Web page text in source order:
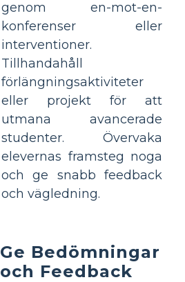
genom en-mot-en-
konferenser eller
interventioner.
Tillhandahåll
förlängningsaktiviteter
eller projekt för att
utmana avancerade
studenter. Övervaka
elevernas framsteg noga
och ge snabb feedback
och vägledning.
Ge Bedömningar
och Feedback